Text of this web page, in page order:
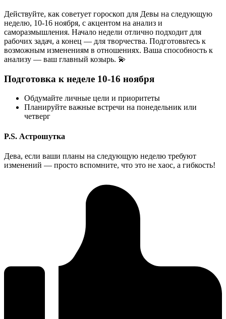
Действуйте, как советует гороскоп для Девы на следующую
неделю, 10-16 ноября, с акцентом на анализ и
саморазмышления. Начало недели отлично подходит для
рабочих задач, а конец — для творчества. Подготовьтесь к
возможным изменениям в отношениях. Ваша способность к
анализу — ваш главный козырь. 💫
Подготовка к неделе 10-16 ноября
Обдумайте личные цели и приоритеты
Планируйте важные встречи на понедельник или
четверг
P.S. Астрошутка
Дева, если ваши планы на следующую неделю требуют
изменений — просто вспомните, что это не хаос, а гибкость!